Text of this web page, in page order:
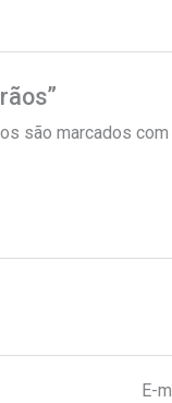
são marcados com
E-